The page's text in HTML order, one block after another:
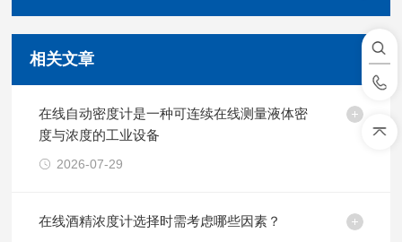
相关文章
在线自动密度计是一种可连续在线测量液体密
度与浓度的工业设备
2026-07-29
在线酒精浓度计选择时需考虑哪些因素？